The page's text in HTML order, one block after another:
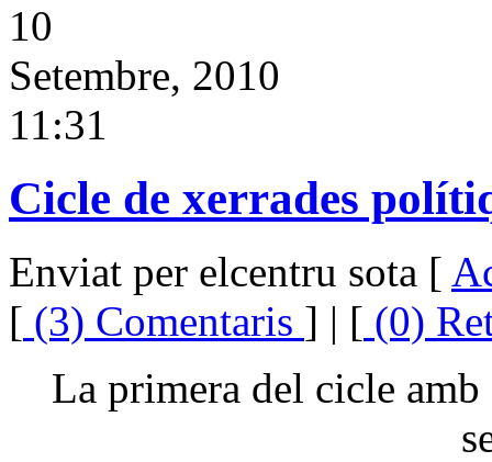
10
Setembre, 2010
11:31
Cicle de xerrades
Enviat per elcentru sota [
[ (3) Comentaris ] | [ (0)
La primera del cicle